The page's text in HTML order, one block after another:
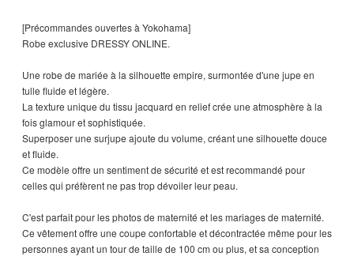
[Précommandes ouvertes à Yokohama]
Robe exclusive DRESSY ONLINE.
Une robe de mariée à la silhouette empire, surmontée d'une jupe en
tulle fluide et légère.
La texture unique du tissu jacquard en relief crée une atmosphère à la
fois glamour et sophistiquée.
Superposer une surjupe ajoute du volume, créant une silhouette douce
et fluide.
Ce modèle offre un sentiment de sécurité et est recommandé pour
celles qui préfèrent ne pas trop dévoiler leur peau.
C'est parfait pour les photos de maternité et les mariages de maternité.
Ce vêtement offre une coupe confortable et décontractée même pour les
personnes ayant un tour de taille de 100 cm ou plus, et sa conception